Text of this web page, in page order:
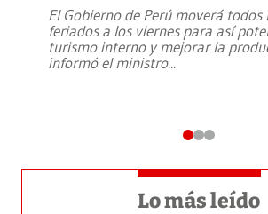
El Gobierno de Perú moverá todos
feriados a los viernes para así
turismo interno y mejorar la
informó el ministro...
Lo más leído